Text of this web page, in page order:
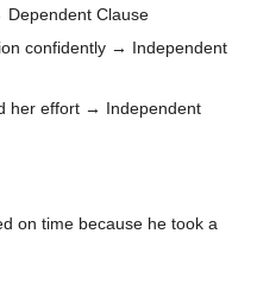
Clause
confidently → Independent
her effort → Independent
on time because he took a